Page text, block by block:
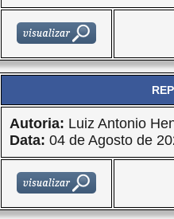
Autoria: Luiz Antonio
Data: 04 de Agosto de